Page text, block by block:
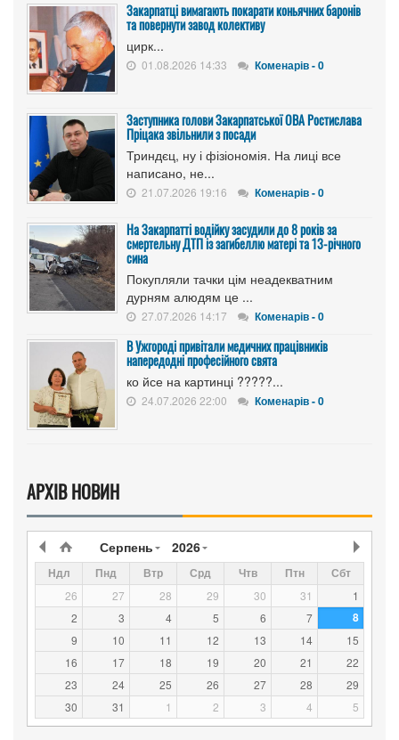
Закарпатці вимагають покарати коньячних баронів
та повернути завод колективу
цирк...
01.08.2026 14:33 Коменарів - 0
Заступника голови Закарпатської ОВА Ростислава
Пріцака звільнили з посади
Триндєц, ну і фізіономія. На лиці все
написано, не...
21.07.2026 19:16 Коменарів - 0
На Закарпатті водійку засудили до 8 років за
смертельну ДТП із загибеллю матері та 13-річного
сина
Покупляли тачки цім неадекватним
дурням алюдям це ...
27.07.2026 14:17 Коменарів - 0
В Ужгороді привітали медичних працівників
напередодні професійного свята
ко йсе на картинці ?????...
24.07.2026 22:00 Коменарів - 0
АРХІВ НОВИН
Серпень 2026
Ндл Пнд Втр Срд Чтв Птн Сбт
26 27 28 29 30 31
1
2
3 4 5 6 7 8
9 10 11 12 13 14
15
16
17 18 19 20 21
22
23
24 25 26 27 28
29
30
31 1 2 3 4 5